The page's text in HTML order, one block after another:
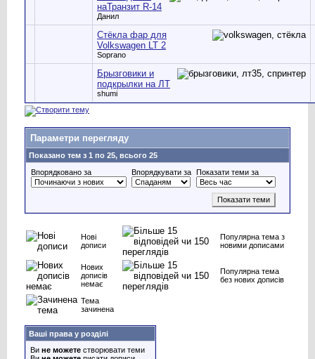
наТранзит R-14
Данил
Стёкла фар для
Volkswagen LT 2
Soprano
Брызговики и
подкрылки на ЛТ
shumi
Параметри перегляду
Показано тем з 1 по 25, всього 25
Впорядковано за
Впорядкувати за Показати теми за
Нові
дописи
Популярна тема з
новими дописами
Нових
дописів
немає
Популярна тема
без нових дописів
Тема
зачинена
Ваші права у розділі
Ви не можете створювати теми